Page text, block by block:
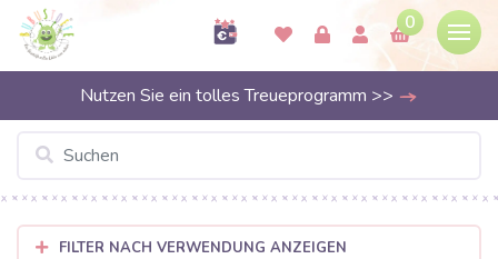
0
Nutzen Sie ein tolles Treueprogramm >>
FILTER NACH VERWENDUNG ANZEIGEN